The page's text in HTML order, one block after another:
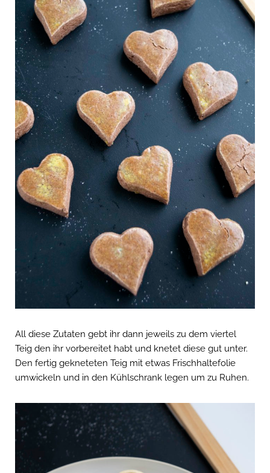
All diese Zutaten gebt ihr dann jeweils zu dem viertel
Teig den ihr vorbereitet habt und knetet diese gut unter.
Den fertig gekneteten Teig mit etwas Frischhaltefolie
umwickeln und in den Kühlschrank legen um zu Ruhen.